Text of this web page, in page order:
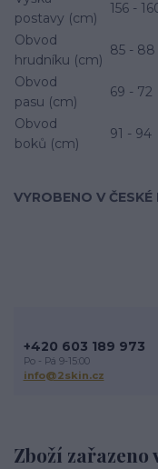
postavy (cm)
156 -
Obvod
hrudníku (cm)
85 - 88
Obvod
pasu (cm)
69 - 72
Obvod
boků (cm)
91 - 94
VYROBENO V ČESKÉ
Zboží
+420 603 189 973
Po - Pá 9-15:00
info@2skin.cz